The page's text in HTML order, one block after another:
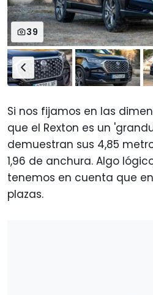
39
Si nos fijamos en las
que el Rexton es un
demuestran sus 4,85
1,96 de anchura. Algo
tenemos en cuenta que
plazas.